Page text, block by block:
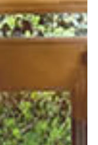
Wohneigentum